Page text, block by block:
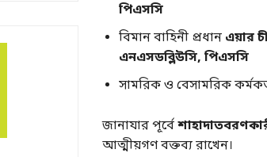
পিএসসি
বিমান বাহিনী প্রধান এয়ার
এনএসডব্লিউসি, পিএসসি
সামরিক ও বেসামরিক
জানাযার পূর্বে
আত্মীয়গণ বক্তব্য রাখেন।